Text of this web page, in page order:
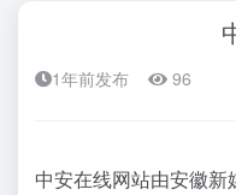
1年前发布 96
中安在线网站由安徽